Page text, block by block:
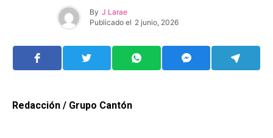
By J Larae
Publicado el 2 junio, 2026
Redacción / Grupo Cantón